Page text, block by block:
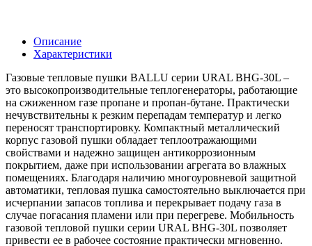
Описание
Характеристики
Газовые тепловые пушки BALLU серии URAL BHG-30L –
это высокопроизводительные теплогенераторы, работающие
на сжиженном газе пропане и пропан-бутане. Практически
нечувствительны к резким перепадам температур и легко
переносят транспортировку. Компактный металлический
корпус газовой пушки обладает теплоотражающими
свойствами и надежно защищен антикоррозионным
покрытием, даже при использовании агрегата во влажных
помещениях. Благодаря наличию многоуровневой защитной
автоматики, тепловая пушка самостоятельно выключается при
исчерпании запасов топлива и перекрывает подачу газа в
случае погасания пламени или при перегреве. Мобильность
газовой тепловой пушки серии URAL BHG-30L позволяет
привести ее в рабочее состояние практически мгновенно.